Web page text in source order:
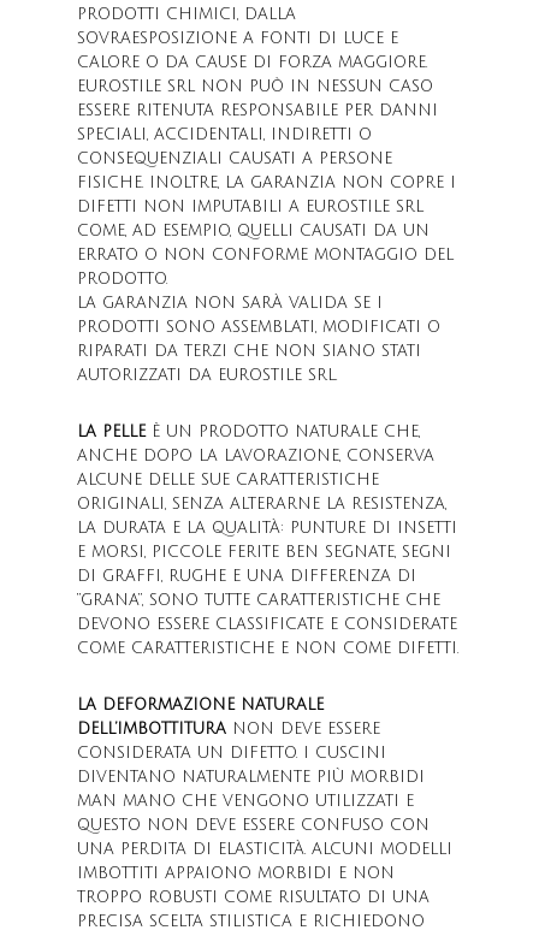
PRODOTTI CHIMICI, DALLA
SOVRAESPOSIZIONE A FONTI DI LUCE E
CALORE O DA CAUSE DI FORZA MAGGIORE.
EUROSTILE SRL NON PUÒ IN NESSUN CASO
ESSERE RITENUTA RESPONSABILE PER DANNI
SPECIALI, ACCIDENTALI, INDIRETTI O
CONSEQUENZIALI CAUSATI A PERSONE
FISICHE. INOLTRE, LA GARANZIA NON COPRE I
DIFETTI NON IMPUTABILI A EUROSTILE SRL
COME, AD ESEMPIO, QUELLI CAUSATI DA UN
ERRATO O NON CONFORME MONTAGGIO DEL
PRODOTTO.
LA GARANZIA NON SARÀ VALIDA SE I
PRODOTTI SONO ASSEMBLATI, MODIFICATI O
RIPARATI DA TERZI CHE NON SIANO STATI
AUTORIZZATI DA EUROSTILE SRL.
LA PELLE È UN PRODOTTO NATURALE CHE,
ANCHE DOPO LA LAVORAZIONE, CONSERVA
ALCUNE DELLE SUE CARATTERISTICHE
ORIGINALI, SENZA ALTERARNE LA RESISTENZA,
LA DURATA E LA QUALITÀ: PUNTURE DI INSETTI
E MORSI, PICCOLE FERITE BEN SEGNATE, SEGNI
DI GRAFFI, RUGHE E UNA DIFFERENZA DI
“GRANA”, SONO TUTTE CARATTERISTICHE CHE
DEVONO ESSERE CLASSIFICATE E CONSIDERATE
COME CARATTERISTICHE E NON COME DIFETTI.
LA DEFORMAZIONE NATURALE
DELL’IMBOTTITURA NON DEVE ESSERE
CONSIDERATA UN DIFETTO. I CUSCINI
DIVENTANO NATURALMENTE PIÙ MORBIDI
MAN MANO CHE VENGONO UTILIZZATI E
QUESTO NON DEVE ESSERE CONFUSO CON
UNA PERDITA DI ELASTICITÀ. ALCUNI MODELLI
IMBOTTITI APPAIONO MORBIDI E NON
TROPPO ROBUSTI COME RISULTATO DI UNA
PRECISA SCELTA STILISTICA E RICHIEDONO